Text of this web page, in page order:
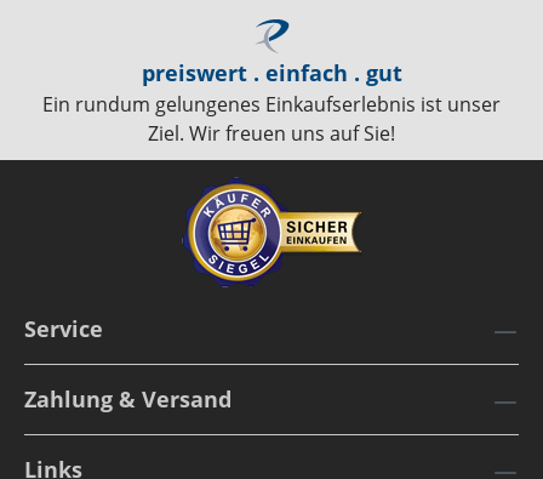
preiswert . einfach . gut
Ein rundum gelungenes Einkaufserlebnis ist unser
Ziel. Wir freuen uns auf Sie!
Service
Zahlung & Versand
Links